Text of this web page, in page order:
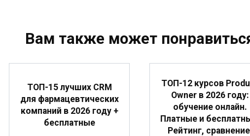
Вам также может
ТОП-15 лучших CRM
для фармацевтических
компаний в 2026 году +
бесплатные
ТОП-12 курсов
Owner в 2026 году:
обучение онлайн.
Платные и
Рейтинг,